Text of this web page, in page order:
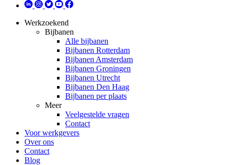
Werkzoekend
Bijbanen
Alle bijbanen
Bijbanen Rotterdam
Bijbanen Amsterdam
Bijbanen Groningen
Bijbanen Utrecht
Bijbanen Den Haag
Bijbanen per plaats
Meer
Veelgestelde vragen
Contact
Voor werkgevers
Over ons
Contact
Blog